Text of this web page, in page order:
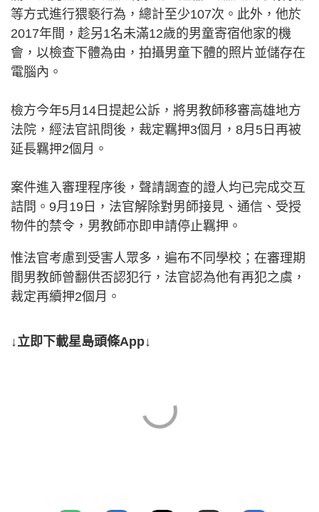
等方式進行猥褻行為，總計至少107次。此外，他於
2017年間，趁另1名未滿12歲的男童寄宿他家的機
會，以檢查下體為由，拍攝男童下體的照片並儲存在
電腦內。
檢方今年5月14日提起公訴，將男教師移審高雄地方
法院，經法官訊問後，裁定羈押3個月，8月5日再被
延長羈押2個月。
案件進入審理程序後，聲請調查的證人均已完成交互
詰問。9月19日，法官解除對男師接見、通信、受授
物件的禁令，男教師亦即申請停止羈押。
惟法官考慮到受害人眾多，遍布不同學校；在審理期
間男教師曾翻供否認犯行，法官認為他有再犯之虞，
裁定再續押2個月。
↓立即下載星島頭條App↓